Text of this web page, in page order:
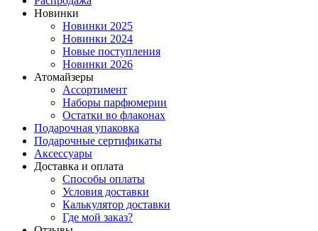
Новинки
Новинки 2025
Новинки 2024
Новые поступления
Новинки 2026
Атомайзеры
Ассортимент
Наборы парфюмерии
Остатки во флаконах
Подарочная упаковка
Подарочные сертификаты
Аксессуары
Доставка и оплата
Способы оплаты
Условия доставки
Калькулятор доставки
Где мой заказ?